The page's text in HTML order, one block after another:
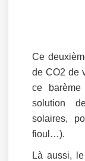
Ce
de CO2 de
ce
solution
solaires,
fioul…).
Là aussi,